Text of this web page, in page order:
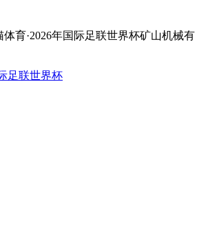
育·2026年国际足联世界杯矿山机械有
足联世界杯